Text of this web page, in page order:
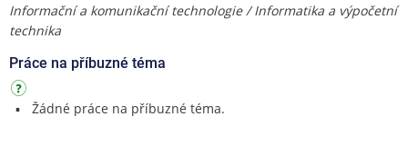
Informační a komunikační technologie / Informatika a výpočetní
technika
Práce na příbuzné téma
Žádné práce na příbuzné téma.